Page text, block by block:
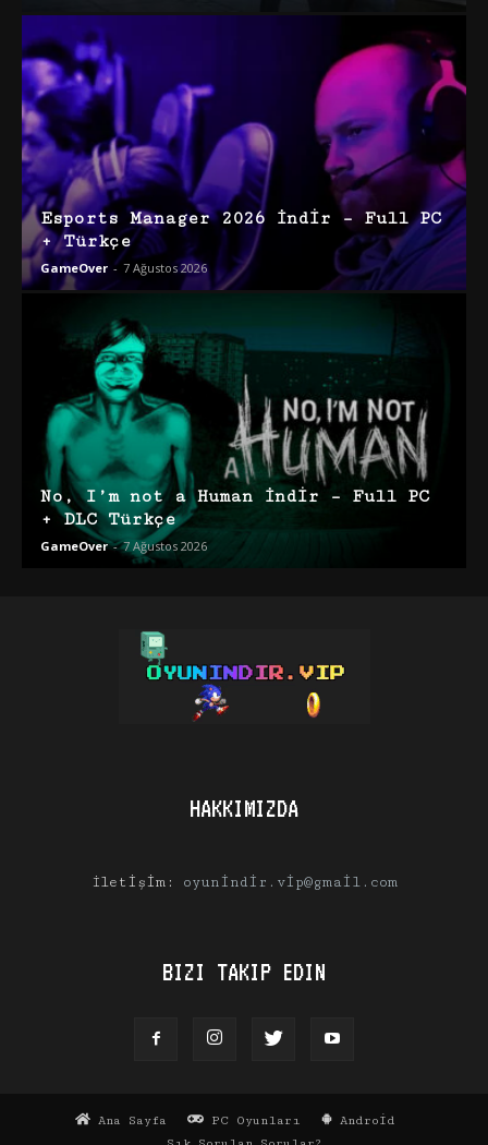
Esports Manager 2026 İndir – Full PC
+ Türkçe
GameOver - 7 Ağustos 2026
No, I’m not a Human İndir – Full PC
+ DLC Türkçe
GameOver - 7 Ağustos 2026
HAKKIMIZDA
İletişim: oyunindir.vip@gmail.com
BIZI TAKIP EDIN
Ana Sayfa PC Oyunları
Android